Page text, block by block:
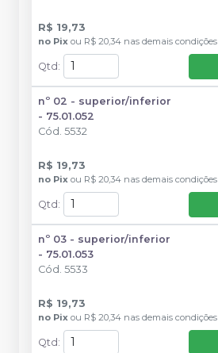
R$ 19,73
no Pix ou R$ 20,34 nas demais condições
Qtd :
nº 02 - superior/inferior
- 75.01.052
Cód. 5532
R$ 19,73
no Pix ou R$ 20,34 nas demais condições
Qtd :
nº 03 - superior/inferior
- 75.01.053
Cód. 5533
R$ 19,73
no Pix ou R$ 20,34 nas demais condições
Qtd: